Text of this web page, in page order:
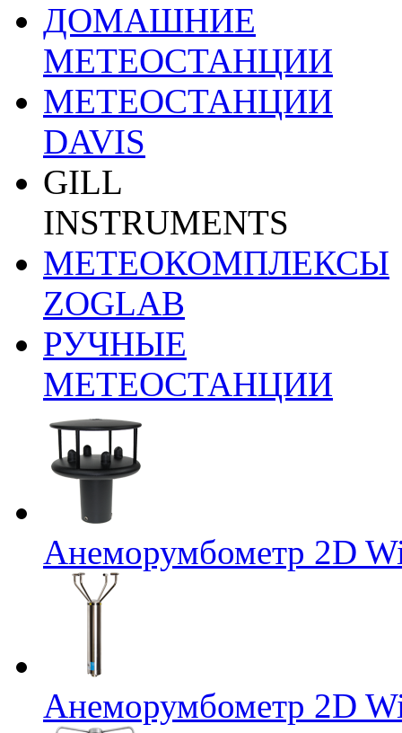
ДОМАШНИЕ
МЕТЕОСТАНЦИИ
МЕТЕОСТАНЦИИ
DAVIS
GILL
INSTRUMENTS
МЕТЕОКОМПЛЕКСЫ
ZOGLAB
РУЧНЫЕ
МЕТЕОСТАНЦИИ
Анеморумбометр 2D
Анеморумбометр 2D